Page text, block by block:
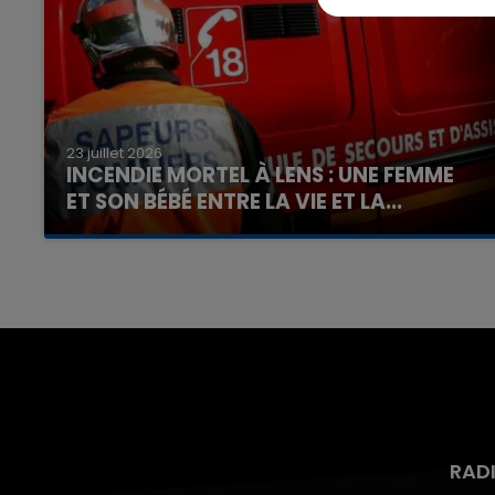
23 juillet 2026
INCENDIE MORTEL À LENS : UNE FEMME
ET SON BÉBÉ ENTRE LA VIE ET LA...
Un homme s'est immolé par le feu après avoir